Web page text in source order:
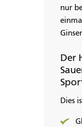
nur
Der
Dies